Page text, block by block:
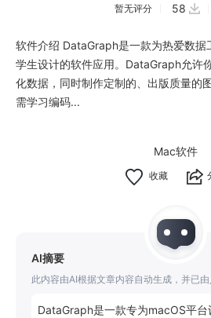
暂无评分 58
软件介绍 DataGraph是一款为热爱数据
学生设计的软件应用。DataGraph允许
化数据，同时制作定制的、出版质量的
需学习编码...
Mac软件
AI摘要
此内容由AI根据文章内容自动生成，并已
DataGraph是一款专为macOS平